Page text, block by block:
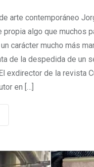
arte contemporáneo
propia algo que muchos
carácter mucho más
de la despedida de un
exdirector de la revista
en […]